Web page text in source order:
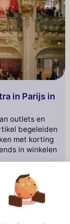
in Parijs in
outlets en
begeleiden
met korting
in winkelen
op zoek
selectie
mode,
je klaar voor
Parijs! Mis